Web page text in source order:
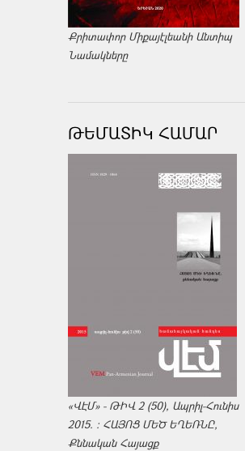
Քրիտափոր Միքայէլեանի Անտիպ
Նամակները
ԹԵՄԱՏԻԿ ՀԱՄԱՐ
«ՎԷՄ» - ԹԻՎ 2 (50), Ապրիլ-Հունիս
2015. : ՀԱՅՈՑ ՄԵԾ ԵՂԵՌՆԸ,
Քննական Հայացք